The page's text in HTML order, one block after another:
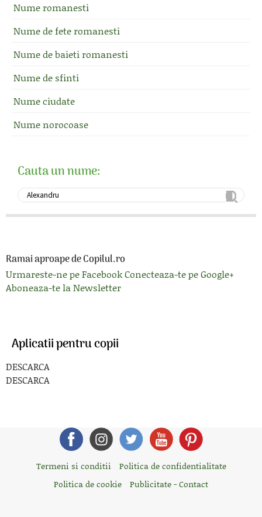
Nume romanesti
Nume de fete romanesti
Nume de baieti romanesti
Nume de sfinti
Nume ciudate
Nume norocoase
Cauta un nume:
Ramai aproape de Copilul.ro
Urmareste-ne pe FacebookConecteaza-te pe Google+
Aboneaza-te la Newsletter
Aplicatii pentru copii
DESCARCA
DESCARCA
Termeni si conditii
Politica de confidentialitate
Politica de cookie
Publicitate - Contact